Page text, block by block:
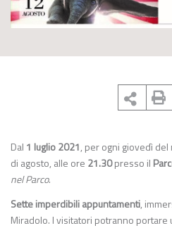
Dal 1 luglio 2021, per ogni giovedì
di agosto, alle ore 21.30presso il
nel Parco.
Sette imperdibili appuntamenti,
Miradolo. I visitatori potranno portare